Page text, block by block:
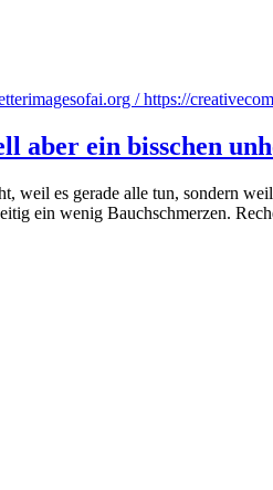
/ https://
aber ein bisschen
weil es gerade alle tun, sondern
ein wenig Bauchschmerzen.